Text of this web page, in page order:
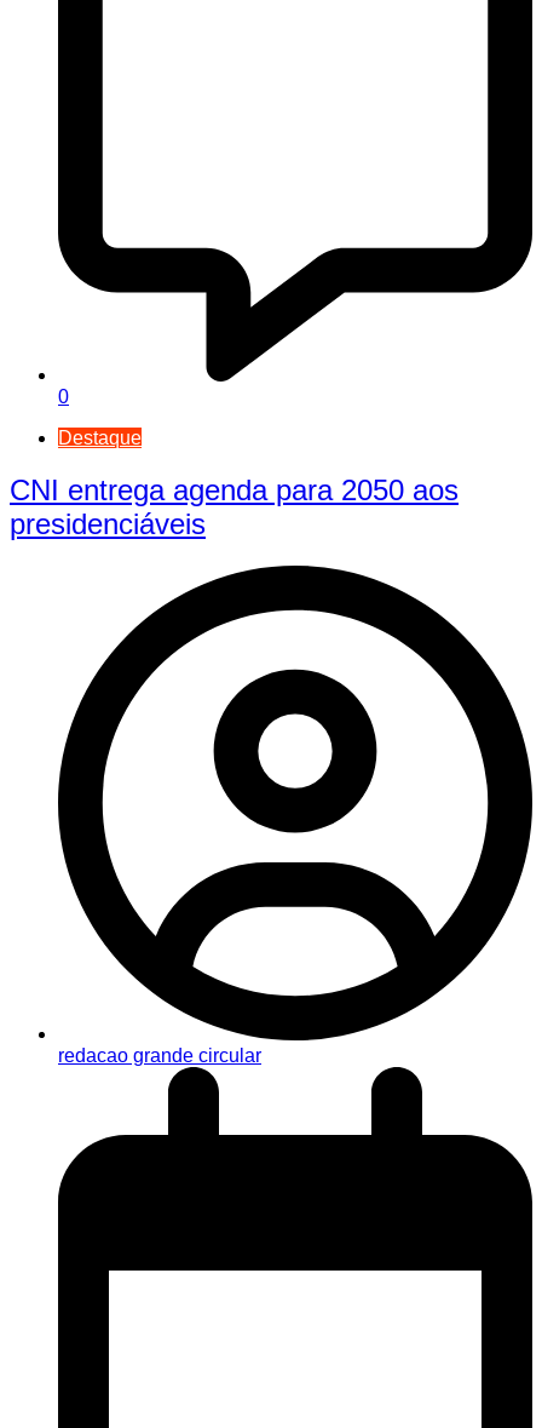
0
Destaque
CNI entrega agenda para 2050 aos
presidenciáveis
redacao grande circular